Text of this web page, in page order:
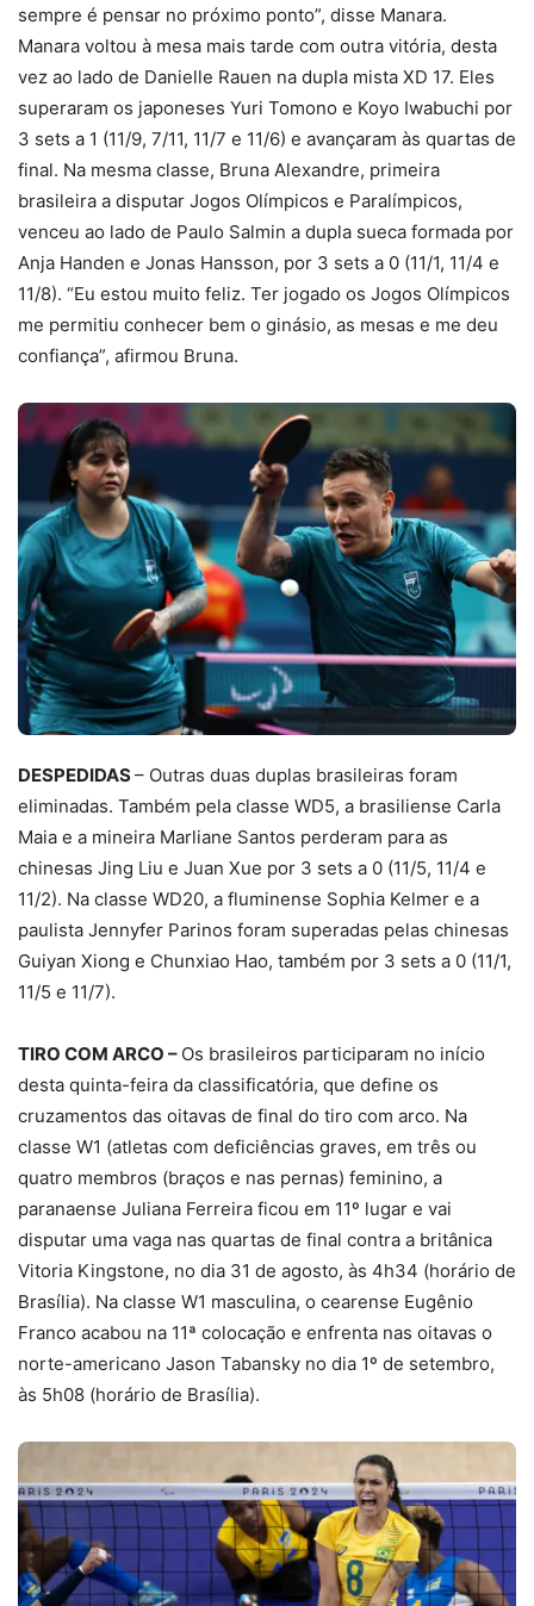
sempre é pensar no próximo ponto”, disse Manara.
Manara voltou à mesa mais tarde com outra vitória, desta
vez ao lado de Danielle Rauen na dupla mista XD 17. Eles
superaram os japoneses Yuri Tomono e Koyo Iwabuchi por
3 sets a 1 (11/9, 7/11, 11/7 e 11/6) e avançaram às quartas de
final. Na mesma classe, Bruna Alexandre, primeira
brasileira a disputar Jogos Olímpicos e Paralímpicos,
venceu ao lado de Paulo Salmin a dupla sueca formada por
Anja Handen e Jonas Hansson, por 3 sets a 0 (11/1, 11/4 e
11/8). “Eu estou muito feliz. Ter jogado os Jogos Olímpicos
me permitiu conhecer bem o ginásio, as mesas e me deu
confiança”, afirmou Bruna.
DESPEDIDAS– Outras duas duplas brasileiras foram
eliminadas. Também pela classe WD5, a brasiliense Carla
Maia e a mineira Marliane Santos perderam para as
chinesas Jing Liu e Juan Xue por 3 sets a 0 (11/5, 11/4 e
11/2). Na classe WD20, a fluminense Sophia Kelmer e a
paulista Jennyfer Parinos foram superadas pelas chinesas
Guiyan Xiong e Chunxiao Hao, também por 3 sets a 0 (11/1,
11/5 e 11/7).
TIRO COM ARCO – Os brasileiros participaram no início
desta quinta-feira da classificatória, que define os
cruzamentos das oitavas de final do tiro com arco. Na
classe W1 (atletas com deficiências graves, em três ou
quatro membros (braços e nas pernas) feminino, a
paranaense Juliana Ferreira ficou em 11º lugar e vai
disputar uma vaga nas quartas de final contra a britânica
Vitoria Kingstone, no dia 31 de agosto, às 4h34 (horário de
Brasília). Na classe W1 masculina, o cearense Eugênio
Franco acabou na 11ª colocação e enfrenta nas oitavas o
norte-americano Jason Tabansky no dia 1º de setembro,
às 5h08 (horário de Brasília).